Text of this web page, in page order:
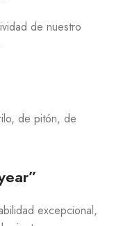
de nuestro
de pitón, de
excepcional,